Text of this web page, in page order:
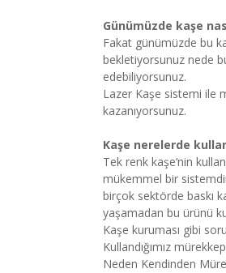
Günümüzde kaşe
Fakat günümüzde bu
bekletiyorsunuz nede
edebiliyorsunuz.
Lazer Kaşe sistemi ile
kazanıyorsunuz.
Kaşe nerelerde
Tek renk kaşe’nin
mükemmel bir
birçok sektörde baskı
yaşamadan bu ürünü
Kaşe kuruması gibi
Kullandığımız
Neden Kendinden